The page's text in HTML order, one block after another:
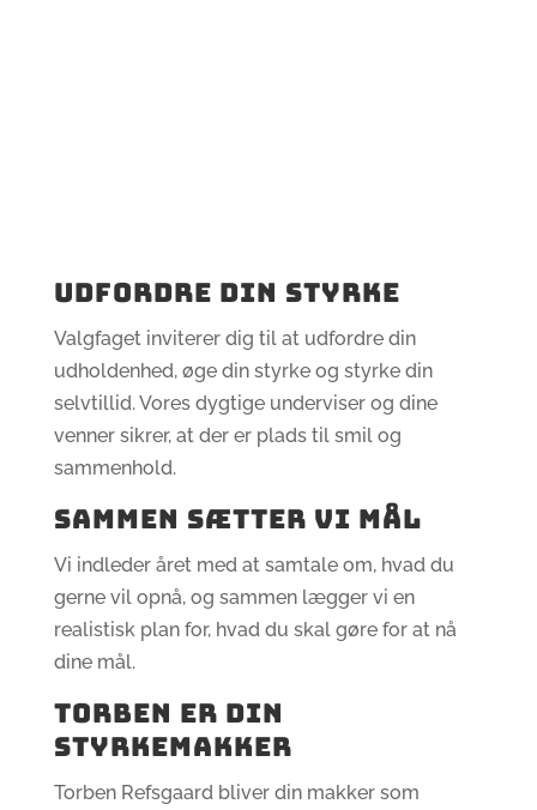
Udfordre din styrke
Valgfaget inviterer dig til at udfordre din
udholdenhed, øge din styrke og styrke din
selvtillid. Vores dygtige underviser og dine
venner sikrer, at der er plads til smil og
sammenhold.
Sammen sætter vi mål
Vi indleder året med at samtale om, hvad du
gerne vil opnå, og sammen lægger vi en
realistisk plan for, hvad du skal gøre for at nå
dine mål.
Torben er din
styrkemakker
Torben Refsgaard bliver din makker som